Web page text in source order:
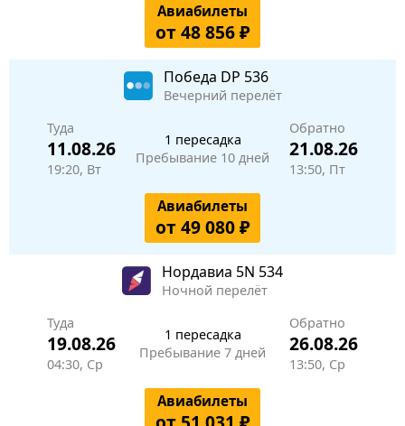
Авиабилеты
от 48 856 ₽
Победа DP 536
Вечерний перелёт
Туда
11.08.26
19:20, Вт
1 пересадка
Пребывание 10 дней
Обратно
21.08.26
13:50, Пт
Авиабилеты
от 49 080 ₽
Нордавиа 5N 534
Ночной перелёт
Туда
19.08.26
04:30, Ср
1 пересадка
Пребывание 7 дней
Обратно
26.08.26
13:50, Ср
Авиабилеты